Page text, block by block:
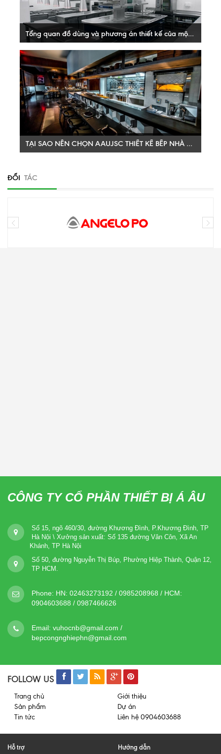
Tổng quan đồ dùng và phương án thiết kế của một khu bếp công nghiệp, bếp nhà hàng
Bếp công nghiệp hay còn được gọi bằng cái tên gọi khác
là bếp ăn tập thể ( bếp công nghiệp inox, bếp công nghiệp
nhà hàng, bếp nhà hàng)...
XEM THÊM
TẠI SAO NÊN CHỌN AAUJSC THIẾT KẾ BẾP NHÀ HÀNG CHO BẠN
trong thiết kế bếp nhà hàng ( bếp công nghiệp), thiết kế
ĐỐI TÁC
CÔNG TY CỔ PHẦN THIẾT BỊ Á ÂU
Số 15, ngõ 460/30, đường Khương Đình, P.Khương Đình, TP
Hà Nội \ Xưởng sản xuất: Số 135 đường Vân Côn, Xã An
Khánh, TP Hà Nội
Số 50, đường Nguyễn Thị Búp, Phường Hiệp Thành, Quận 12,
TP HCM.
Phone: HN: 02463273192 / 0985208968 / HCM:
0904603688 / 0987466626
Email: vuhocnb@gmail.com /
bepcongnghiephn@gmail.com
FOLLOW US
Trang chủ
Giới thiệu
Sản phẩm
Dự án
Tin tức
Liên hệ 0904603688
Hỗ trợ Hướng dẫn